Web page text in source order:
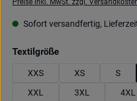
Preise inkl. MwSt. zzgl.
Sofort versandfertig,
Textilgrößeauswählen
XXS XS S
XXL
3XL 4XL